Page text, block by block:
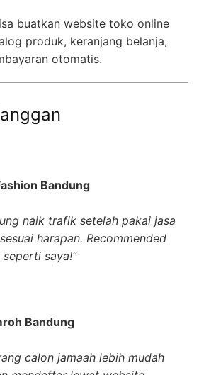
buatkan website toko online
produk, keranjang belanja,
otomatis.
Bandung
naik trafik setelah pakai jasa
harapan. Recommended
saya!”
Bandung
calon jamaah lebih mudah